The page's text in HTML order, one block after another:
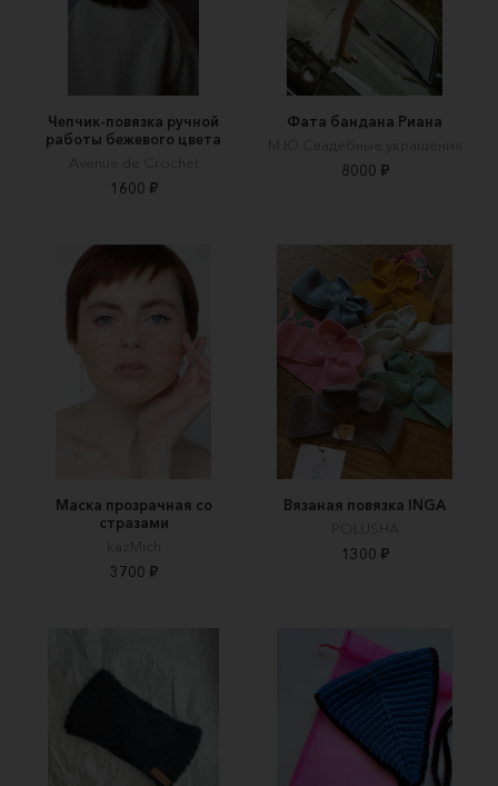
Чепчик-повязка ручной
работы бежевого цвета
Avenue de Crochet
1600 ₽
Фата бандана Риана
М.Ю.Свадебные украшения
8000 ₽
Маска прозрачная со
стразами
kazMich
3700 ₽
Вязаная повязка INGA
POLUSHA
1300 ₽